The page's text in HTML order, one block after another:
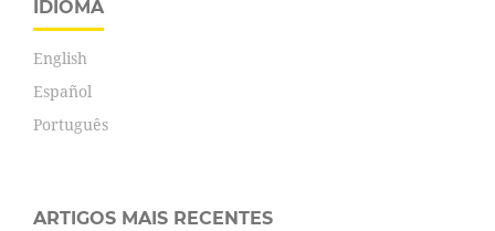
IDIOMA
English
Español
Português
ARTIGOS MAIS RECENTES